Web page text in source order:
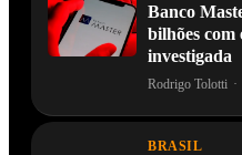
Banco
bilhões com
investigada
Rodrigo Tolotti ·
BRASIL